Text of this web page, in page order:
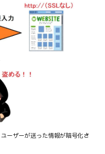
ーザーが送った情報が暗号化さ